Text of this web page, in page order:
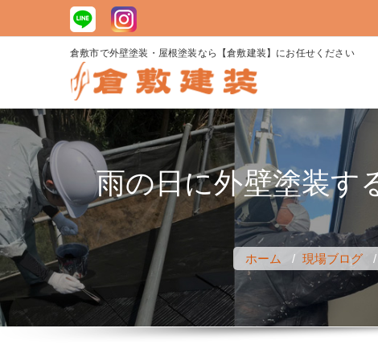
へ
プ
倉敷市で外壁塗装・屋根塗装なら【倉敷建装】にお任せください
雨の日に外壁塗装す
ホーム / 現場ブログ /